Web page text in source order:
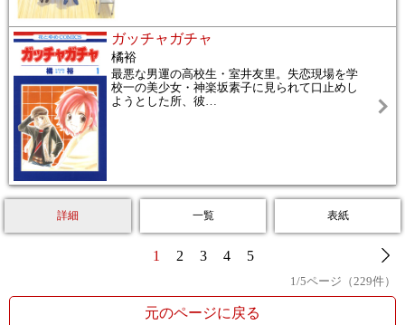
ガッチャガチャ
橘裕
最悪な男運の高校生・室井友里。失恋現場を学
校一の美少女・神楽坂素子に見られて口止めし
ようとした所、彼…
詳細 一覧 表紙
1 2 3 4 5
1/5ページ（229件）
元のページに戻る